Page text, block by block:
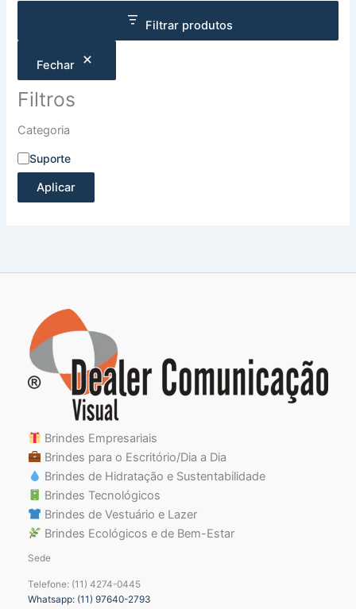
Filtrar produtos
Fechar
Filtros
Categoria
Suporte
Aplicar
Brindes Empresariais
Brindes para o Escritório/Dia a Dia
Brindes de Hidratação e Sustentabilidade
Brindes Tecnológicos
Brindes de Vestuário e Lazer
Brindes Ecológicos e de Bem-Estar
Sede
Telefone: (11) 4274-0445
Whatsapp: (11) 97640-2793